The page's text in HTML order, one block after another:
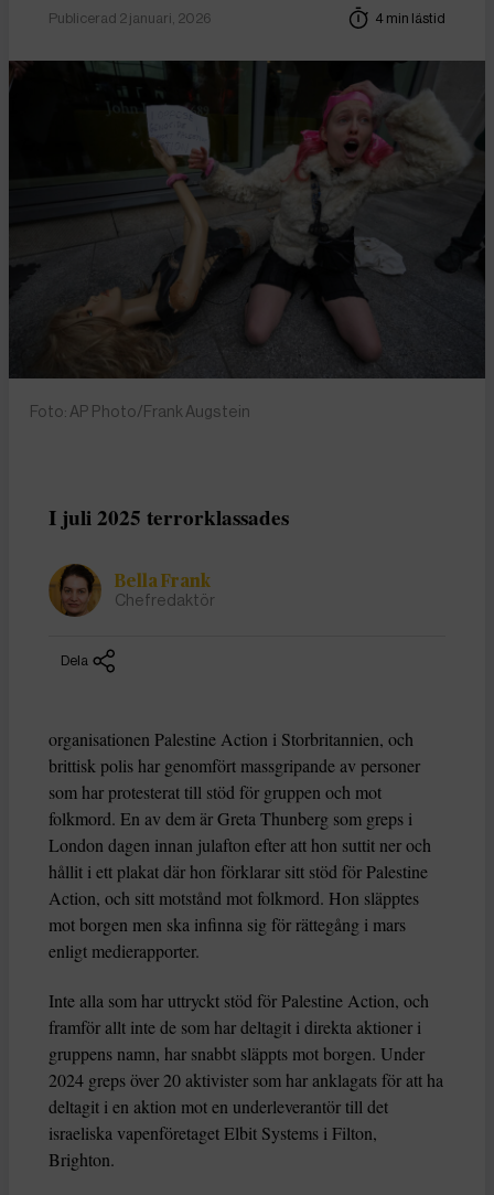
Publicerad 2 januari, 2026 4 min lästid
Foto: AP Photo/Frank Augstein
I juli 2025 terrorklassades
Bella Frank
Chefredaktör
Dela
organisationen Palestine Action i Storbritannien, och
brittisk polis har genomfört massgripande av personer
som har protesterat till stöd för gruppen och mot
folkmord. En av dem är Greta Thunberg som greps i
London dagen innan julafton efter att hon suttit ner och
hållit i ett plakat där hon förklarar sitt stöd för Palestine
Action, och sitt motstånd mot folkmord. Hon släpptes
mot borgen men ska infinna sig för rättegång i mars
enligt medierapporter.
Inte alla som har uttryckt stöd för Palestine Action, och
framför allt inte de som har deltagit i direkta aktioner i
gruppens namn, har snabbt släppts mot borgen. Under
2024 greps över 20 aktivister som har anklagats för att ha
deltagit i en aktion mot en underleverantör till det
israeliska vapenföretaget Elbit Systems i Filton,
Brighton.